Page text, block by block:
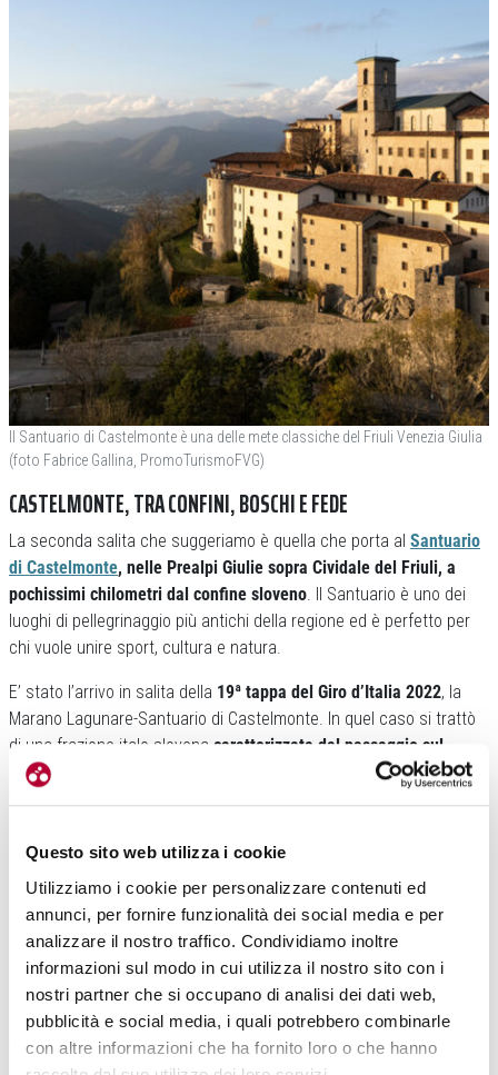
Questo sito web utilizza i cookie
Utilizziamo i cookie per personalizzare contenuti ed
annunci, per fornire funzionalità dei social media e per
analizzare il nostro traffico. Condividiamo inoltre
informazioni sul modo in cui utilizza il nostro sito con i
nostri partner che si occupano di analisi dei dati web,
pubblicità e social media, i quali potrebbero combinarle
con altre informazioni che ha fornito loro o che hanno
Il Santuario di Castelmonte è una delle mete classiche del Friuli Venezia Giulia
(foto Fabrice Gallina, PromoTurismoFVG)
CASTELMONTE, TRA CONFINI, BOSCHI E FEDE
La seconda salita che suggeriamo è quella che porta al Santuario
di Castelmonte, nelle Prealpi Giulie sopra Cividale del Friuli, a
pochissimi chilometri dal confine sloveno. Il Santuario è uno dei
luoghi di pellegrinaggio più antichi della regione ed è perfetto per
chi vuole unire sport, cultura e natura.
E’ stato l’arrivo in salita della 19ª tappa del Giro d’Italia 2022, la
Marano Lagunare-Santuario di Castelmonte. In quel caso si trattò
di una frazione italo-slovena caratterizzata dal passaggio sul
Monte Kolovrat
, prima della scalata finale verso il Santuario, dove
La salita classica è lungacirca 7 chilometri con una pendenza
media del 6,7%. Non è un’ascesa impossibile quindi, ma
abbastanza irregolare con una breve discesa centrale che spezza